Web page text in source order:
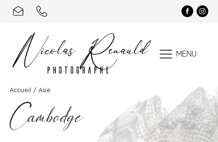
MENU
Accueil / Asie
Cambodge